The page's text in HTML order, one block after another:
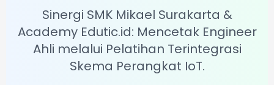
Sinergi SMK Mikael Surakarta &
Academy Edutic.id: Mencetak Engineer
Ahli melalui Pelatihan Terintegrasi
Skema Perangkat IoT.